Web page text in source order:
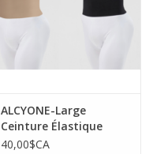
ALCYONE-Large
Ceinture Élastique
Pour Homme
40,00$CA